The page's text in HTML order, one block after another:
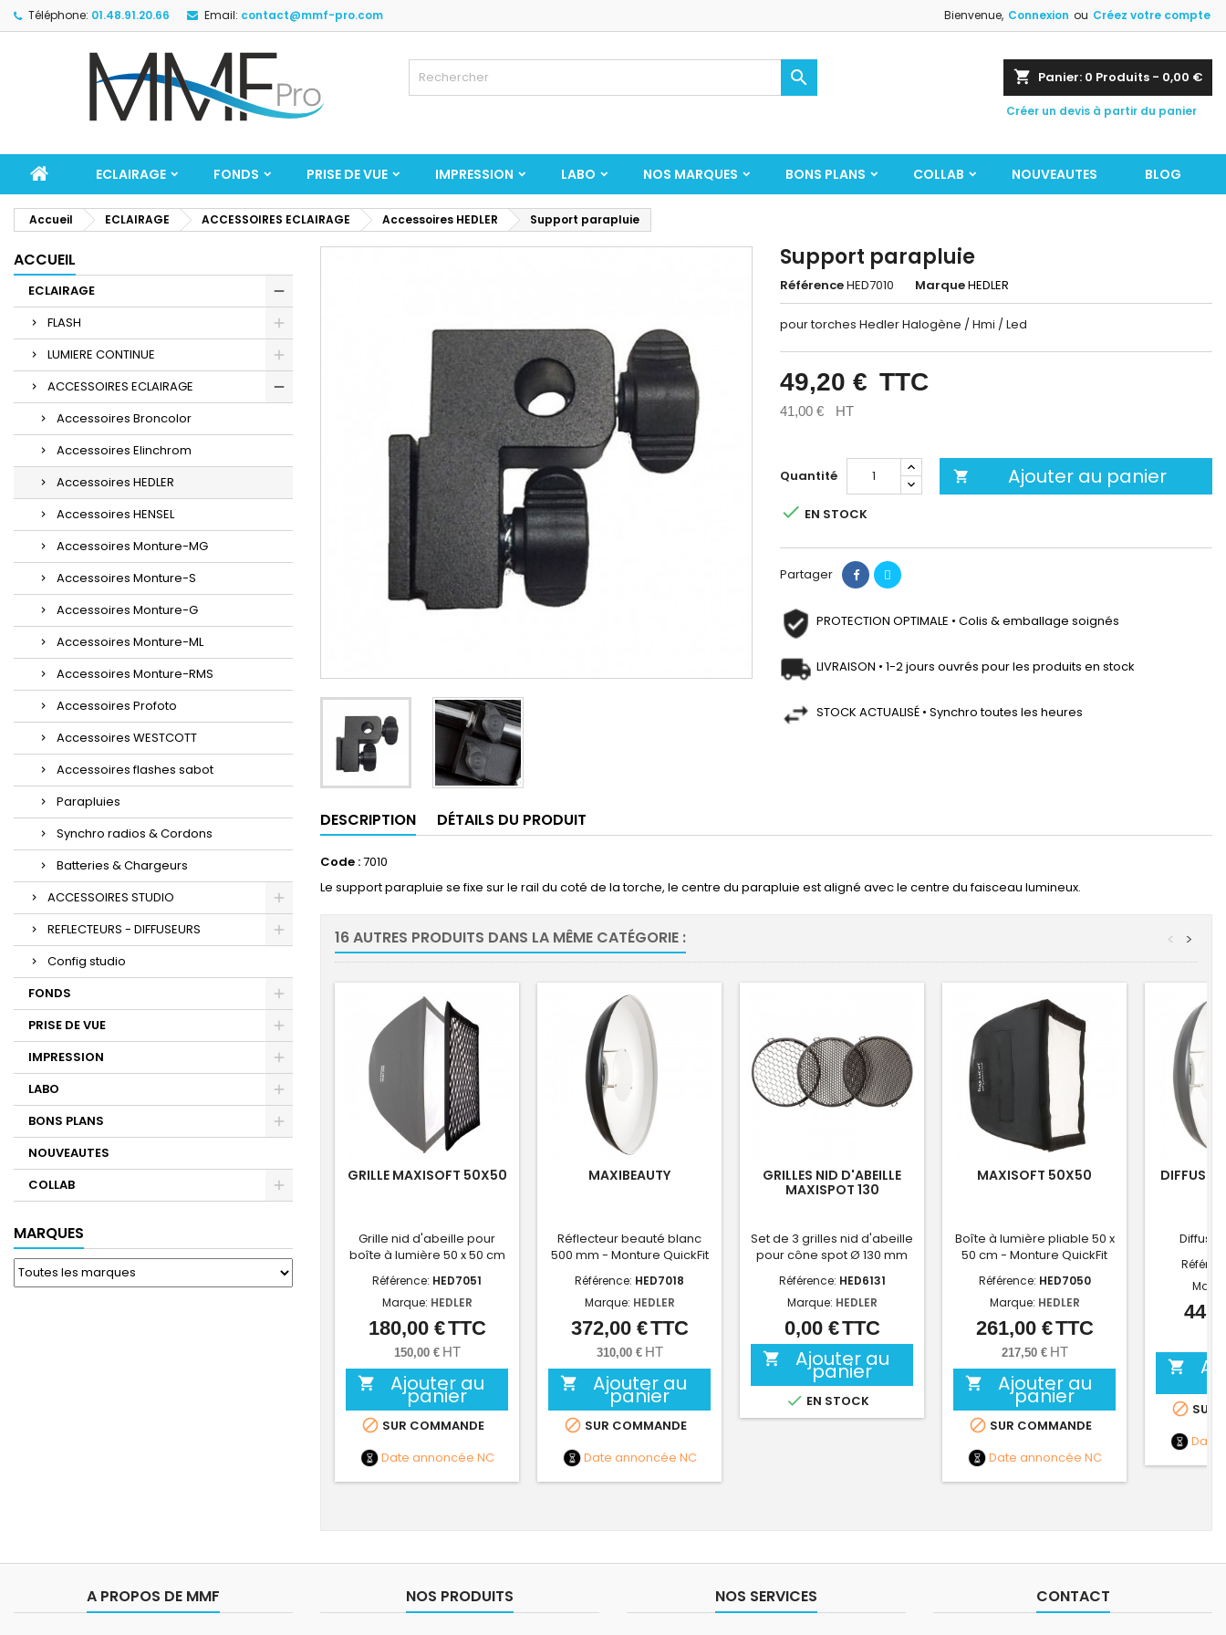
Téléphone: 01.48.91.20.66 Email: contact@mmf-pro.com Bienvenue, Connexion ou Créez votre compte
shopping_cart Panier: 0 Produits - 0,00 €
Créer un devis à partir du panier

ECLAIRAGE FONDS PRISE DE VUE IMPRESSION LABO NOS MARQUES BONS PLANS COLLAB NOUVEAUTES BLOG
Accueil ECLAIRAGE ACCESSOIRES ECLAIRAGE Accessoires HEDLER Support parapluie
ACCUEIL
ECLAIRAGE
FLASH
LUMIERE CONTINUE
ACCESSOIRES ECLAIRAGE
Accessoires Broncolor
Accessoires Elinchrom
Accessoires HEDLER
Accessoires HENSEL
Accessoires Monture-MG
Accessoires Monture-S
Accessoires Monture-G
Accessoires Monture-ML
Accessoires Monture-RMS
Accessoires Profoto
Accessoires WESTCOTT
Accessoires flashes sabot
Parapluies
Synchro radios & Cordons
Batteries & Chargeurs
ACCESSOIRES STUDIO
REFLECTEURS - DIFFUSEURS
Config studio
FONDS
PRISE DE VUE
IMPRESSION
LABO
BONS PLANS
NOUVEAUTES
COLLAB
MARQUES
Support parapluie
RéférenceHED7010 MarqueHEDLER
pour torches Hedler Halogène / Hmi / Led
49,20 € TTC
41,00 € HT
Quantité  Ajouter au panier
 EN STOCK
Partager
PROTECTION OPTIMALE • Colis & emballage soignés
LIVRAISON • 1-2 jours ouvrés pour les produits en stock
STOCK ACTUALISÉ • Synchro toutes les heures
DESCRIPTION DÉTAILS DU PRODUIT
Code :7010
Le support parapluie se fixe sur le rail du coté de la torche, le centre du parapluie est aligné avec le centre du faisceau lumineux.
16 AUTRES PRODUITS DANS LA MÊME CATÉGORIE : >
<
GRILLE MAXISOFT 50X50
Grille nid d'abeille pour
boîte à lumière 50 x 50 cm
Référence: HED7051
Marque: HEDLER
Prix
180,00 €TTC
150,00 € HT
 Ajouter au
panier
 SUR COMMANDE
Date annoncée NC
MAXIBEAUTY
Réflecteur beauté blanc
500 mm - Monture QuickFit
Référence: HED7018
Marque: HEDLER
Prix
372,00 €TTC
310,00 € HT
 Ajouter au
panier
 SUR COMMANDE
Date annoncée NC
GRILLES NID D'ABEILLE
MAXISPOT 130
Set de 3 grilles nid d'abeille
pour cône spot Ø 130 mm
Référence: HED6131
Marque: HEDLER
Prix
0,00 €TTC
 Ajouter au
panier
 EN STOCK
MAXISOFT 50X50
Boîte à lumière pliable 50 x
50 cm - Monture QuickFit
Référence: HED7050
Marque: HEDLER
Prix
261,00 €TTC
217,50 € HT
 Ajouter au
panier
 SUR COMMANDE
Date annoncée NC

 SUR
Date
A PROPOS DE MMF NOS PRODUITS NOS SERVICES CONTACT